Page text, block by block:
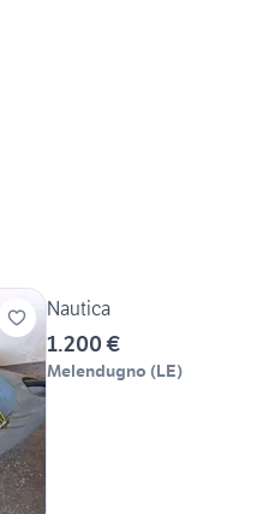
Nautica
1.200 €
Melendugno (LE)